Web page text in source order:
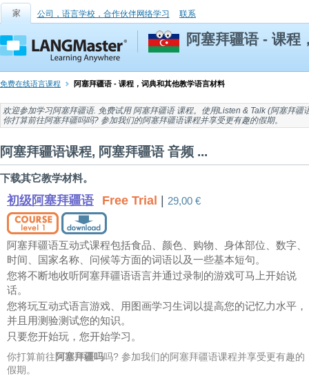
家 公司，语言学校，合作伙伴网络学习 联系
阿塞拜疆语 - 课程
免费在线语言课程 阿塞拜疆语 - 课程，词典和其他教学语言材料
欢迎参加学习阿塞拜疆语. 免费试用阿塞拜疆语 课程。使用Listen & Talk (阿塞拜疆
你打算前往阿塞拜疆吗吗? 参加我们的阿塞拜疆语课程并享受更有趣的假期。
阿塞拜疆语课程, 阿塞拜疆语 音频 ...
下载其它教学材料。
初级阿塞拜疆语 Free Trial 29,00 €
阿塞拜疆语互动式课程包括食品、颜色、购物、身体部位、数字、
时间、国家名称、问候等方面的词语以及一些基本短句。
您将不断地收听阿塞拜疆语语言并通过录制的游戏可马上开始说
话。
您将玩互动式语言游戏、用图画学习生词以提高您的记忆力水平，
并且用测验测试您的知识。
只要您开始玩，您开始学习。
你打算前往 阿塞拜疆吗吗? 参加我们的阿塞拜疆语课程并享受更有趣的
假期。